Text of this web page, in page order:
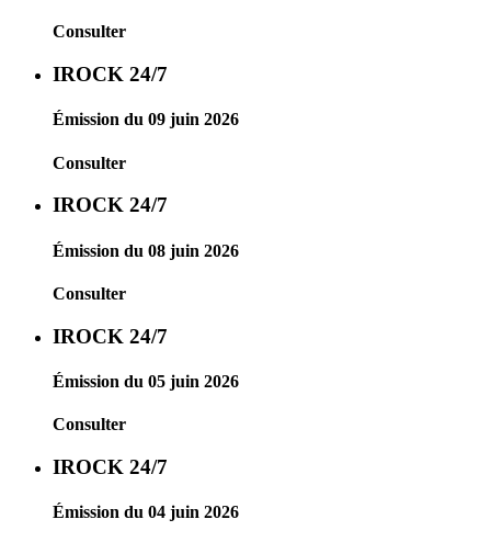
Consulter
IROCK 24/7
Émission du 09 juin 2026
Consulter
IROCK 24/7
Émission du 08 juin 2026
Consulter
IROCK 24/7
Émission du 05 juin 2026
Consulter
IROCK 24/7
Émission du 04 juin 2026